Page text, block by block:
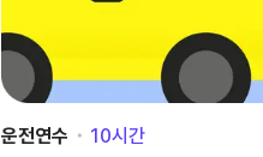
운전연수 ･ 10시간